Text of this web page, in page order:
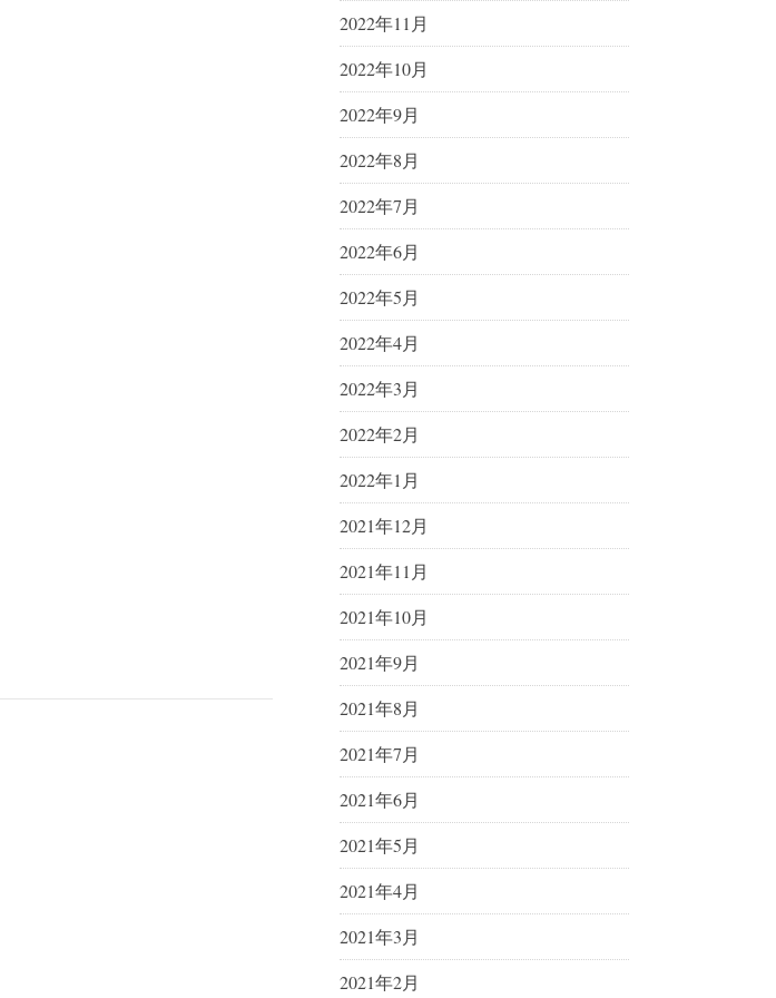
2022年11月
2022年10月
2022年9月
2022年8月
2022年7月
2022年6月
2022年5月
2022年4月
2022年3月
2022年2月
2022年1月
2021年12月
2021年11月
2021年10月
2021年9月
2021年8月
2021年7月
2021年6月
2021年5月
2021年4月
2021年3月
2021年2月